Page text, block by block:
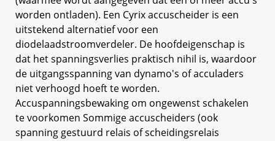
worden ontladen). Een Cyrix accuscheider is een
uitstekend alternatief voor een
diodelaadstroomverdeler. De hoofdeigenschap is
dat het spanningsverlies praktisch nihil is, waardoor
de uitgangsspanning van dynamo's of acculaders
niet verhoogd hoeft te worden.
Accuspanningsbewaking om ongewenst schakelen
te voorkomen Sommige accuscheiders (ook
spanning gestuurd relais of scheidingsrelais